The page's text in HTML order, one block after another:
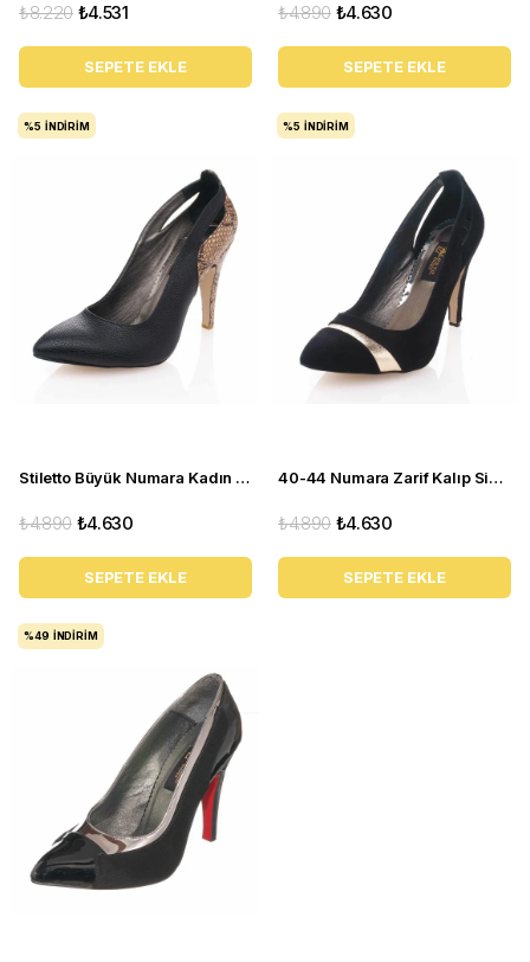
₺4.531
₺8.220
SEPETE EKLE
₺4.630
₺4.890
SEPETE EKLE
Stiletto Büyük Numara Kadın Topuklu Abiye Ayakkabı 190329 Siyah
₺4.630
₺4.890
SEPETE EKLE
%5 İNDIRIM
40-44 Numara Zarif Kalıp Siyah Abiye Stiletto Kadın Ayakkabı 190327
₺4.630
₺4.890
SEPETE EKLE
%5 İNDIRIM
%49 İNDIRIM